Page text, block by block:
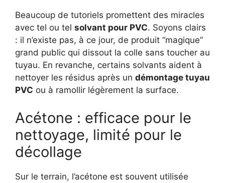
Beaucoup de tutoriels promettent des miracles
avec tel ou tel solvant pour PVC. Soyons clairs
: il n’existe pas, à ce jour, de produit “magique”
grand public qui dissout la colle sans toucher au
tuyau. En revanche, certains solvants aident à
nettoyer les résidus après un démontage tuyau
PVC ou à ramollir légèrement la surface.
Acétone : efficace pour le
nettoyage, limité pour le
décollage
Sur le terrain, l’acétone est souvent utilisée